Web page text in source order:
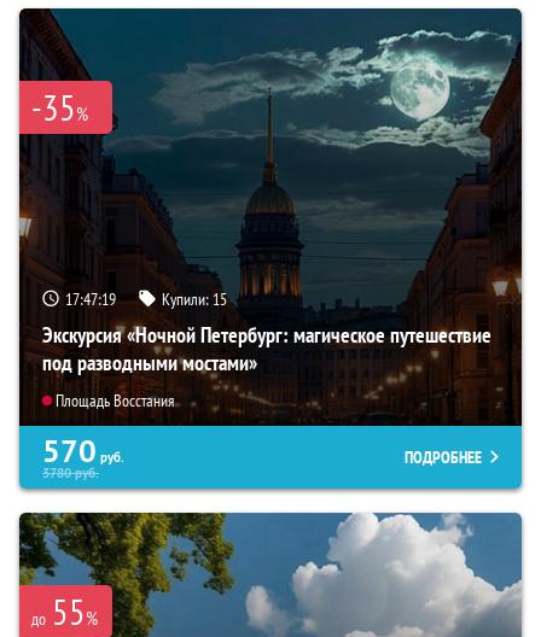
-35%
17:47:18 Купили: 15
Экскурсия «Ночной Петербург: магическое путешествие
под разводными мостами»
Площадь Восстания
570 руб.
3780руб.
ПОДРОБНЕЕ
до 55%